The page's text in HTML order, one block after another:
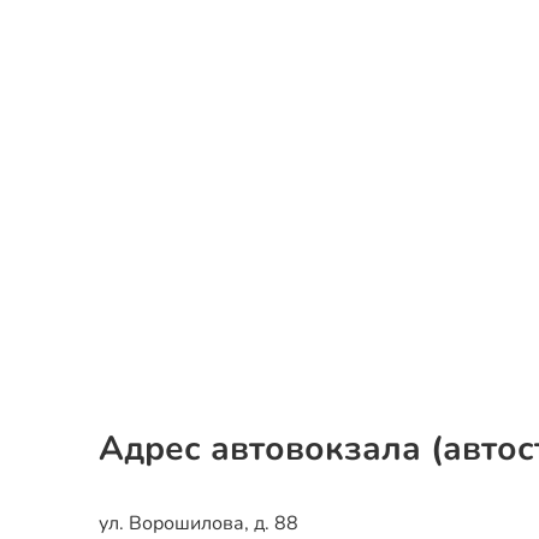
Адрес автовокзала
ул. Ворошилова, д. 88